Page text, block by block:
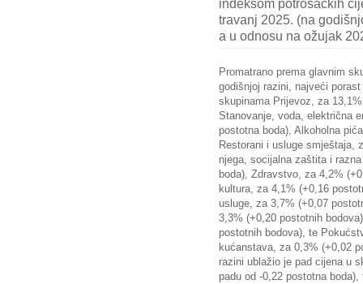
indeksom potrošačkih
travanj 2025. (na
a u odnosu na ožujak
Promatrano prema glavnim
godišnjoj razini, najveći
skupinama Prijevoz, za
Stanovanje, voda, električna
postotna boda), Alkoholna
Restorani i usluge smještaja,
njega, socijalna zaštita i
boda), Zdravstvo, za 4,2%
kultura, za 4,1% (+0,16
usluge, za 3,7% (+0,07
3,3% (+0,20 postotnih
postotnih bodova), te
kućanstava, za 0,3% (+0,02
razini ublažio je pad cijena u
padu od -0,22 postotna